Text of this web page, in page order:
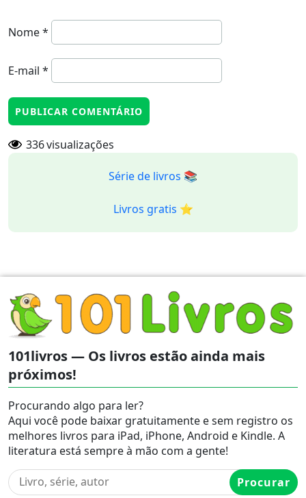
Nome*
E-mail *
336visualizações
Série de livros 📚
Livros gratis ⭐️
101livros — Os livros estão ainda mais
próximos!
Procurando algo para ler?
Aqui você pode baixar gratuitamente e sem registro os
melhores livros para iPad, iPhone, Android e Kindle. A
literatura está sempre à mão com a gente!
Procurar